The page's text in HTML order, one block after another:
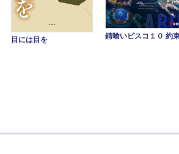
目には目を 錆喰いビスコ１０ 約